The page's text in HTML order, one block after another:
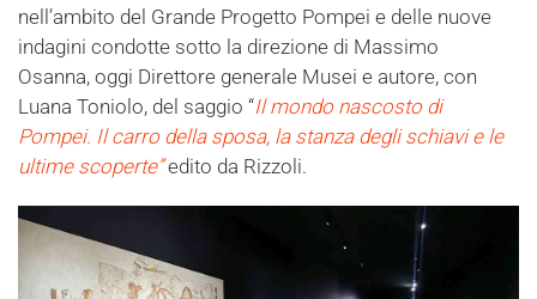
nell’ambito del Grande Progetto Pompei e delle nuove
indagini condotte sotto la direzione di Massimo
Osanna, oggi Direttore generale Musei e autore, con
Luana Toniolo, del saggio “Il mondo nascosto di
Pompei. Il carro della sposa, la stanza degli schiavi e le
ultime scoperte”edito da Rizzoli.